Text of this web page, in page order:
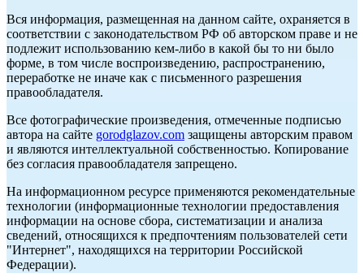
Вся информация, размещенная на данном сайте, охраняется в
соответствии с законодательством РФ об авторском праве и не
подлежит использованию кем-либо в какой бы то ни было
форме, в том числе воспроизведению, распространению,
переработке не иначе как с письменного разрешения
правообладателя.
Все фотографические произведения, отмеченные подписью
автора на сайте gorodglazov.com защищены авторским правом
и являются интеллектуальной собственностью. Копирование
без согласия правообладателя запрещено.
На информационном ресурсе применяются рекомендательные
технологии (информационные технологии предоставления
информации на основе сбора, систематизации и анализа
сведений, относящихся к предпочтениям пользователей сети
"Интернет", находящихся на территории Российской
Федерации).